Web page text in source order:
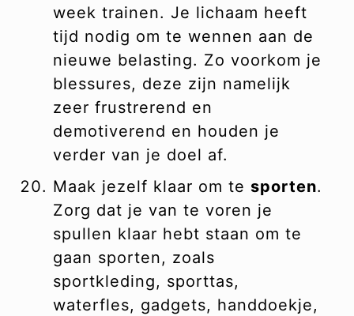
week trainen. Je lichaam heeft
tijd nodig om te wennen aan de
nieuwe belasting. Zo voorkom je
blessures, deze zijn namelijk
zeer frustrerend en
demotiverend en houden je
verder van je doel af.
Maak jezelf klaar om te sporten.
Zorg dat je van te voren je
spullen klaar hebt staan om te
gaan sporten, zoals
sportkleding, sporttas,
waterfles, gadgets, handdoekje,